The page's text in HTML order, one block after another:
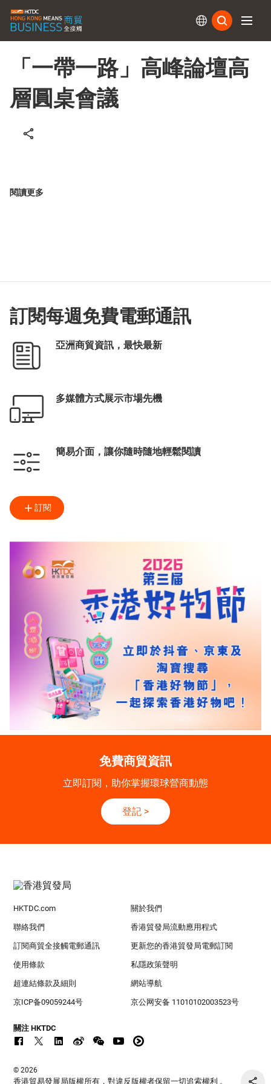
「一帶一路」高峰論壇高
層圓桌會議
閱讀更多
訂閱每週免費電郵通訊
亞洲商貿資訊，最快最新
多媒體方式展示市場先機
簡易介面，讓你隨時隨地輕鬆閱讀
訂閱
免費商貿資訊
立即訂閱，助你掌握環球營商動態
登記 >
HKTDC.com 關於我們
聯絡我們 香港貿發局流動應用程式
訂閱商貿全接觸電郵通訊 更新您的香港貿發局電郵訂閱
使用條款 私隱政策聲明
超連結條款及細則 網站導航
京ICP备09059244号 京公网安备 11010102003523号
關注 HKTDC
© 2026
香港貿易發展局版權所有，對違反版權者保留一切追索權利 。